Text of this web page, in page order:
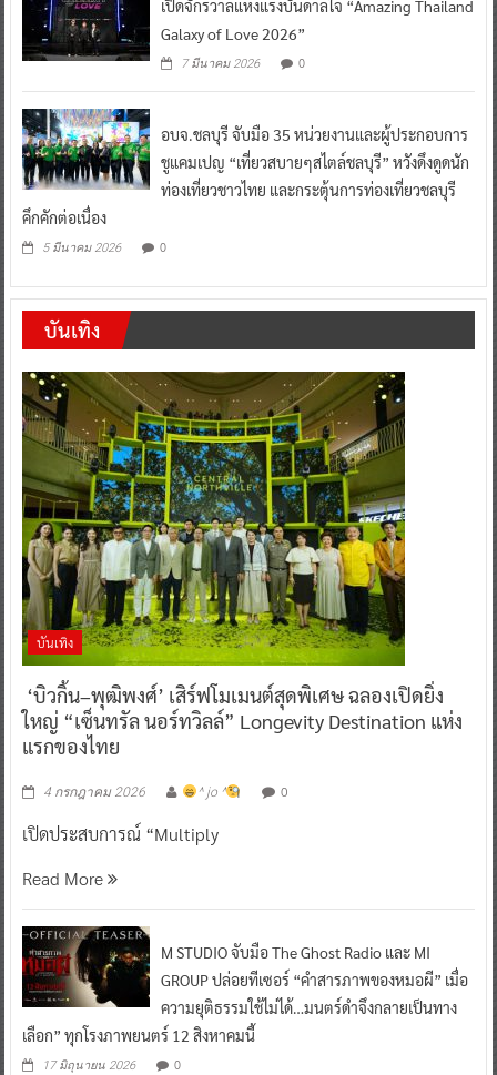
เปิดจักรวาลแห่งแรงบันดาลใจ “Amazing Thailand
Galaxy of Love 2026”
7 มีนาคม 2026 0
อบจ.ชลบุรี จับมือ 35 หน่วยงานและผู้ประกอบการ
ชูแคมเปญ “เที่ยวสบายๆสไตล์ชลบุรี” หวังดึงดูดนัก
ท่องเที่ยวชาวไทย และกระตุ้นการท่องเที่ยวชลบุรี
คึกคักต่อเนื่อง
5 มีนาคม 2026 0
บันเทิง
บันเทิง
‘บิวกิ้น–พุฒิพงศ์’ เสิร์ฟโมเมนต์สุดพิเศษ ฉลองเปิดยิ่ง
ใหญ่ “เซ็นทรัล นอร์ทวิลล์” Longevity Destination แห่ง
แรกของไทย
4 กรกฎาคม 2026 ^ jo ^ 0
เปิดประสบการณ์ “Multiply
Read More
M STUDIO จับมือ The Ghost Radio และ MI
GROUP ปล่อยทีเซอร์ “คำสารภาพของหมอผี” เมื่อ
ความยุติธรรมใช้ไม่ได้…มนตร์ดำจึงกลายเป็นทาง
เลือก” ทุกโรงภาพยนตร์ 12 สิงหาคมนี้
17 มิถุนายน 2026 0